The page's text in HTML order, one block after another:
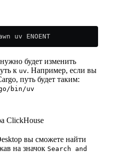
uv ENOENT
будет изменить
к uv. Например, если вы
путь будет таким:
bin/uv
ClickHouse
вы сможете найти
на значок Search and